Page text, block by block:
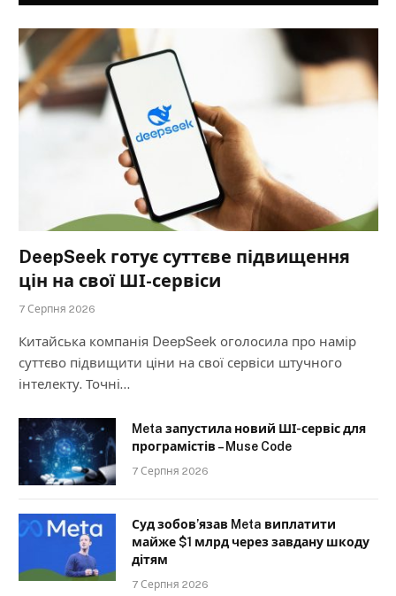
DeepSeek готує суттєве підвищення
цін на свої ШІ-сервіси
7 Серпня 2026
Китайська компанія DeepSeek оголосила про намір
суттєво підвищити ціни на свої сервіси штучного
інтелекту. Точні…
Meta запустила новий ШІ-сервіс для
програмістів – Muse Code
7 Серпня 2026
Суд зобов’язав Meta виплатити
майже $1 млрд через завдану шкоду
дітям
7 Серпня 2026